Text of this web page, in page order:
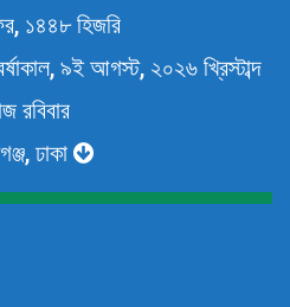
১৪৪৮ হিজরি
৯ই আগস্ট, ২০২৬ খ্রিস্টাব্দ
রবিবার
ঢাকা